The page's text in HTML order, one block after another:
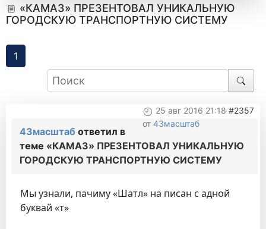
«КАМАЗ» ПРЕЗЕНТОВАЛ УНИКАЛЬНУЮ
ГОРОДСКУЮ ТРАНСПОРТНУЮ СИСТЕМУ
1
25 авг 2016 21:18 #2357
от 43масштаб
43масштаб ответил в
теме «КАМАЗ» ПРЕЗЕНТОВАЛ УНИКАЛЬНУЮ
ГОРОДСКУЮ ТРАНСПОРТНУЮ СИСТЕМУ
Мы узнали, пачиму «Шатл» на писан с адной
буквай «т»